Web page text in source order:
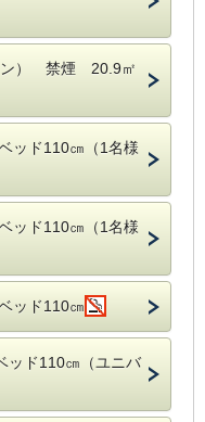
ン） 禁煙 20.9㎡
ッド110㎝（1名様
ッド110㎝（1名様
ッド110㎝
ッド110㎝（ユニバ